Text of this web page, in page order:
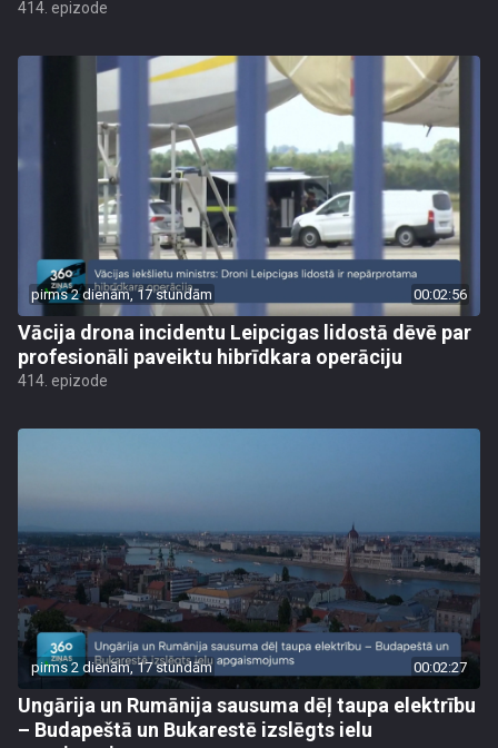
414. epizode
pirms 2 dienām, 17 stundām 00:02:56
Vācija drona incidentu Leipcigas lidostā dēvē par
profesionāli paveiktu hibrīdkara operāciju
414. epizode
pirms 2 dienām, 17 stundām 00:02:27
Ungārija un Rumānija sausuma dēļ taupa elektrību
– Budapeštā un Bukarestē izslēgts ielu